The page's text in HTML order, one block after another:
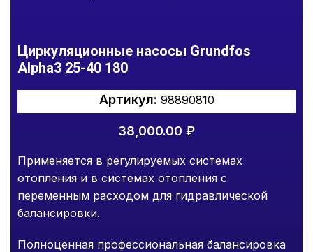
Циркуляционные насосы Grundfos
Alpha3 25-40 180
Артикул: 98890810
38,000.00 ₽
Применяется в регулируемых системах
отопления и в системах отопления с
переменным расходом для гидравлической
балансировки.
Полноценная профессиональная балансировка